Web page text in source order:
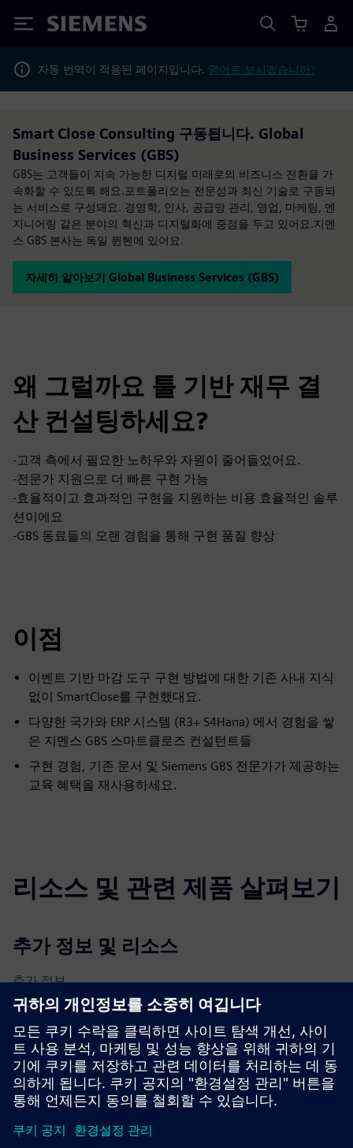
Siemens
자동 번역이 적용된 페이지입니다. 영어로 보시겠습니까?
Smart Close Consulting 구동됩니다. Global
Business Services (GBS)
GBS는 고객들이 지속 가능한 디지털 미래로의 비즈니스 전환을 가
속화할 수 있도록 해요.포트폴리오는 전문성과 최신 기술로 구동되
는 서비스로 구성돼요. 경영학, 인사, 공급망 관리, 영업, 마케팅, 엔
지니어링 같은 분야의 혁신과 디지털화에 중점을 두고 있어요.지멘
스 GBS 본사는 독일 뮌헨에 있어요.
자세히 알아보기 Global Business Services (GBS)
왜 그럴까요 툴 기반 재무 결
산 컨설팅하세요?
-고객 측에서 필요한 노하우와 자원이 줄어들었어요.
-전문가 지원으로 더 빠른 구현 가능
-효율적이고 효과적인 구현을 지원하는 비용 효율적인 솔루
션이에요
-GBS 동료들의 오랜 경험을 통해 구현 품질 향상
이점
이벤트 기반 마감 도구 구현 방법에 대한 기존 사내 지식
없이 SmartClose를 구현했대요.
다양한 국가와 ERP 시스템 (R3+ S4Hana) 에서 경험을 쌓
은 지멘스 GBS 스마트클로즈 컨설턴트들
구현 경험, 기존 문서 및 Siemens GBS 전문가가 제공하는
교육 혜택을 재사용하세요.
리소스 및 관련 제품 살펴보기
추가 정보 및 리소스
추가 정보
선행 조건
ERP 시스템 실행 중이요
예산 및 CFO 승인